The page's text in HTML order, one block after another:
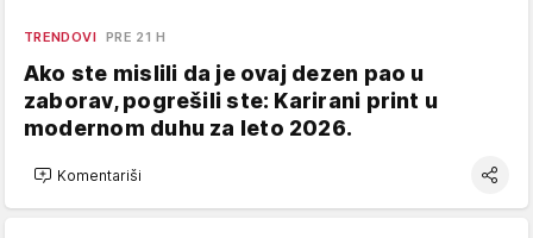
TRENDOVI PRE 21 H
Ako ste mislili da je ovaj dezen pao u
zaborav, pogrešili ste: Karirani print u
modernom duhu za leto 2026.
Komentariši